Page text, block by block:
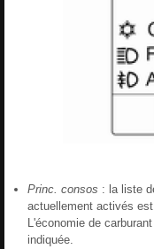
Princ. consos : la liste
actuellement activés
L'économie de
indiquée.